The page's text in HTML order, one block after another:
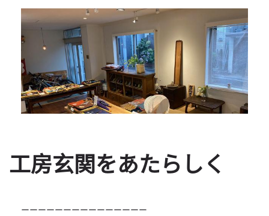
工房玄関をあたらしく
ーーーーーーーーーーーーーーー